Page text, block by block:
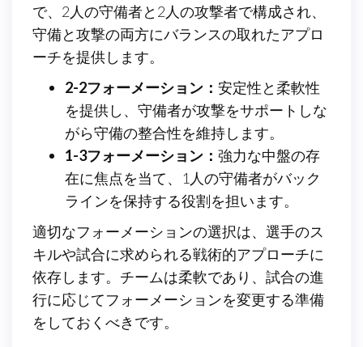
で、2人の守備者と2人の攻撃者で構成され、
守備と攻撃の両方にバランスの取れたアプロ
ーチを提供します。
2-2フォーメーション： 安定性と柔軟性
を提供し、守備者が攻撃をサポートしな
がら守備の整合性を維持します。
1-3フォーメーション： 強力な中盤の存
在に焦点を当て、1人の守備者がバック
ラインを保持する役割を担います。
適切なフォーメーションの選択は、選手のス
キルや試合に求められる戦術的アプローチに
依存します。チームは柔軟であり、試合の進
行に応じてフォーメーションを変更する準備
をしておくべきです。